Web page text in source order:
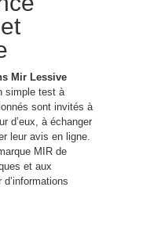
Mir Lessive
simple test à
sont invités à
d’eux, à échanger
leur avis en ligne.
MIR de
et aux